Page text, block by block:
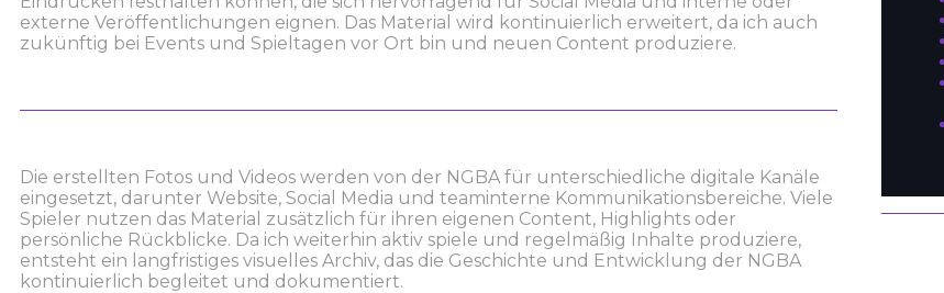
externe Veröffentlichungen eignen. Das Material wird kontinuierlich erweitert, da ich auch
zukünftig bei Events und Spieltagen vor Ort bin und neuen Content produziere.
Die erstellten Fotos und Videos werden von der NGBA für unterschiedliche digitale Kanäle
eingesetzt, darunter Website, Social Media und teaminterne Kommunikationsbereiche. Viele
Spieler nutzen das Material zusätzlich für ihren eigenen Content, Highlights oder
persönliche Rückblicke. Da ich weiterhin aktiv spiele und regelmäßig Inhalte produziere,
entsteht ein langfristiges visuelles Archiv, das die Geschichte und Entwicklung der NGBA
kontinuierlich begleitet und dokumentiert.